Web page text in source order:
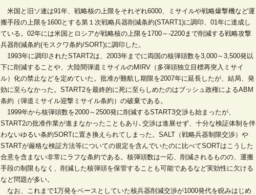
米国と旧ソ連は91年、戦略核の上限をそれぞれ6000、ミサイルや戦略爆撃機など運
搬手段の上限を1600とする第１次戦略兵器削減条約(START1)に調印、01年に達成し
ている。02年には米国とロシアが戦略核の上限を1700～-2200まで削減する戦略攻撃
兵器削減条約(モスクワ条約/SORT)に調印した。
1993年に調印されたSTART2は、2003年までに両国の核弾頭数を3,000～3,500発以
下に削減することや、大陸間弾道ミサイルのMIRV（多弾頭独立目標再突入ミサイ
ル）化の禁止などを定めていた。批准が難航し期限を2007年に延長したが、結局、発
効に至らなかった。START2を最終的に死に至らしめたのはブッシュ政権によるABM
条約（弾道ミサイル迎撃ミサイル条約）の破棄である。
1999年から核弾頭数を2000～2500発に削減するSTART3交渉も始まったが、
START2の批准作業が進まなかったこともあり､交渉は進展せず、十分な検証体制を伴
わないゆるい条約SORTに置き換えられてしまった。SALT（戦略兵器制限交渉）や
STARTが厳格な検証方法等についての規定を含んでいたのに比べてSORTはこうした
合意を含まない非常にラフな条約である。核弾頭数は一応、削減されるものの、運搬
手段の制限もなく、削減した核弾頭を保管することも可能であるなど実効性に欠ける
など問題が多い。
なお、これまで1万発をベースとしていた核兵器削減交渉が1000発代を睨みはじめ